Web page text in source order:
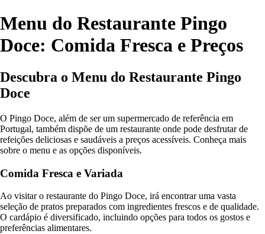
Menu do Restaurante Pingo
Doce: Comida Fresca e Preços
Descubra o Menu do Restaurante Pingo
Doce
O Pingo Doce, além de ser um supermercado de referência em
Portugal, também dispõe de um restaurante onde pode desfrutar de
refeições deliciosas e saudáveis a preços acessíveis. Conheça mais
sobre o menu e as opções disponíveis.
Comida Fresca e Variada
Ao visitar o restaurante do Pingo Doce, irá encontrar uma vasta
seleção de pratos preparados com ingredientes frescos e de qualidade.
O cardápio é diversificado, incluindo opções para todos os gostos e
preferências alimentares.